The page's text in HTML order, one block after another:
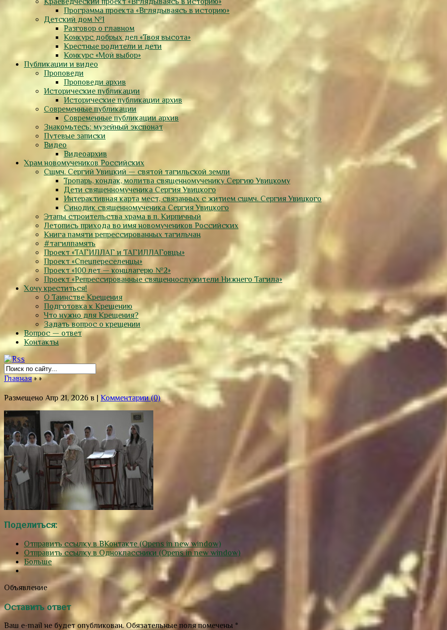
Программа проекта «Вглядываясь в историю»
Детский дом №1
Разговор о главном
Конкурс добрых дел «Твоя высота»
Крестные родители и дети
Конкурс «Мой выбор»
Публикации и видео
Проповеди
Проповеди архив
Исторические публикации
Исторические публикации архив
Современные публикации
Современные публикации архив
Знакомьтесь: музейный экспонат
Путевые записки
Видео
Видеоархив
Храм новомучеников Российских
Сщмч. Сергий Увицкий — святой тагильской земли
Тропарь, кондак, молитва священномученику Сергию Увицкому
Дети священномученика Сергия Увицкого
Интерактивная карта мест, связанных с житием сщмч. Сергия Увицкого
Синодик священномученика Сергия Увицкого
Этапы строительства храма в п. Кирпичный
Летопись прихода во имя новомучеников Российских
Книга памяти репрессированных тагильчан
#тагилпамять
Проект «ТАГИЛЛАГ и ТАГИЛЛАГовцы»
Проект «Спецпереселенцы»
Проект «100 лет — концлагерю №2»
Проект «Репрессированные священнослужители Нижнего Тагила»
Хочу креститься!
О Таинстве Крещения
Подготовка к Крещению
Что нужно для Крещения?
Задать вопрос о крещении
Вопрос — ответ
Контакты
Главная » »
Размещено Апр 21, 2026 в | Комментарии (0)
Поделиться:
Отправить ссылку в ВКонтакте (Opens in new window)
Отправить ссылку в Одноклассники (Opens in new window)
Больше
Объявление
Оставить ответ
Ваш e-mail не будет опубликован. Обязательные поля помечены *